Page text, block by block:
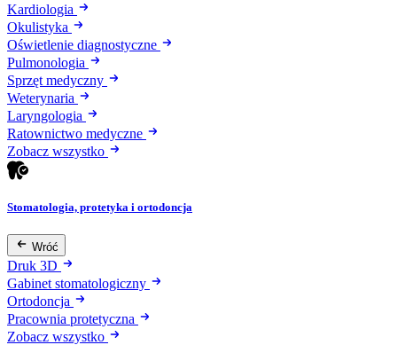
Kardiologia
Okulistyka
Oświetlenie diagnostyczne
Pulmonologia
Sprzęt medyczny
Weterynaria
Laryngologia
Ratownictwo medyczne
Zobacz wszystko
Stomatologia, protetyka i ortodoncja
Wróć
Druk 3D
Gabinet stomatologiczny
Ortodoncja
Pracownia protetyczna
Zobacz wszystko